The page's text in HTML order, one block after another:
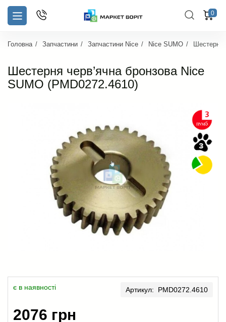
0
Головна Запчастини Запчастини Nice Nice SUMO Шестерня
Шестерня черв’ячна бронзова Nice
SUMO (PMD0272.4610)
є в наявності Артикул: PMD0272.4610
2076 грн